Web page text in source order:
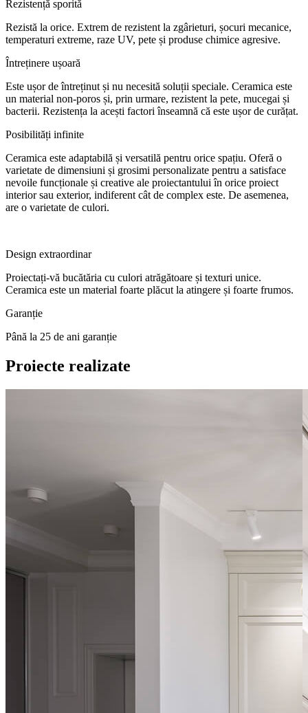
Rezistență sporită
Rezistă la orice. Extrem de rezistent la zgârieturi, șocuri mecanice,
temperaturi extreme, raze UV, pete și produse chimice agresive.
Întreținere ușoară
Este ușor de întreținut și nu necesită soluții speciale. Ceramica este
un material non-poros și, prin urmare, rezistent la pete, mucegai și
bacterii. Rezistența la acești factori înseamnă că este ușor de curățat.
Posibilități infinite
Ceramica este adaptabilă și versatilă pentru orice spațiu. Oferă o
varietate de dimensiuni și grosimi personalizate pentru a satisface
nevoile funcționale și creative ale proiectantului în orice proiect
interior sau exterior, indiferent cât de complex este. De asemenea,
are o varietate de culori.
Design extraordinar
Proiectați-vă bucătăria cu culori atrăgătoare și texturi unice.
Ceramica este un material foarte plăcut la atingere și foarte frumos.
Garanție
Până la 25 de ani garanție
Proiecte realizate